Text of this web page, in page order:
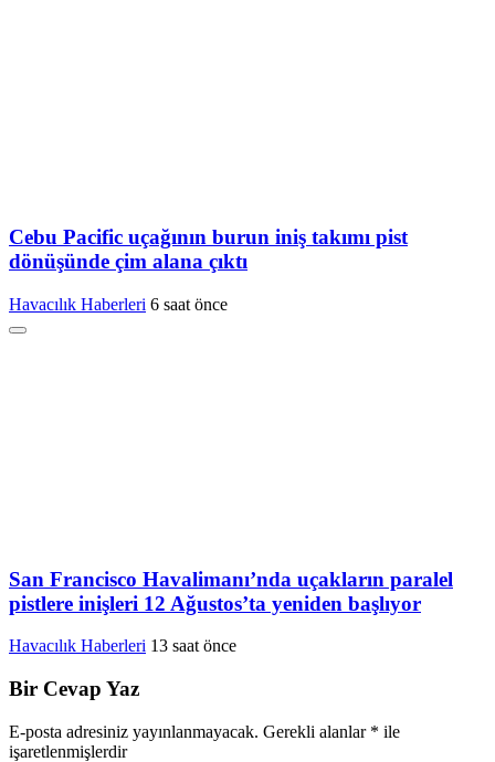
Cebu Pacific uçağının burun iniş takımı pist
dönüşünde çim alana çıktı
Havacılık Haberleri 6 saat önce
San Francisco Havalimanı’nda uçakların paralel
pistlere inişleri 12 Ağustos’ta yeniden başlıyor
Havacılık Haberleri 13 saat önce
Bir Cevap Yaz
E-posta adresiniz yayınlanmayacak. Gerekli alanlar * ile
işaretlenmişlerdir